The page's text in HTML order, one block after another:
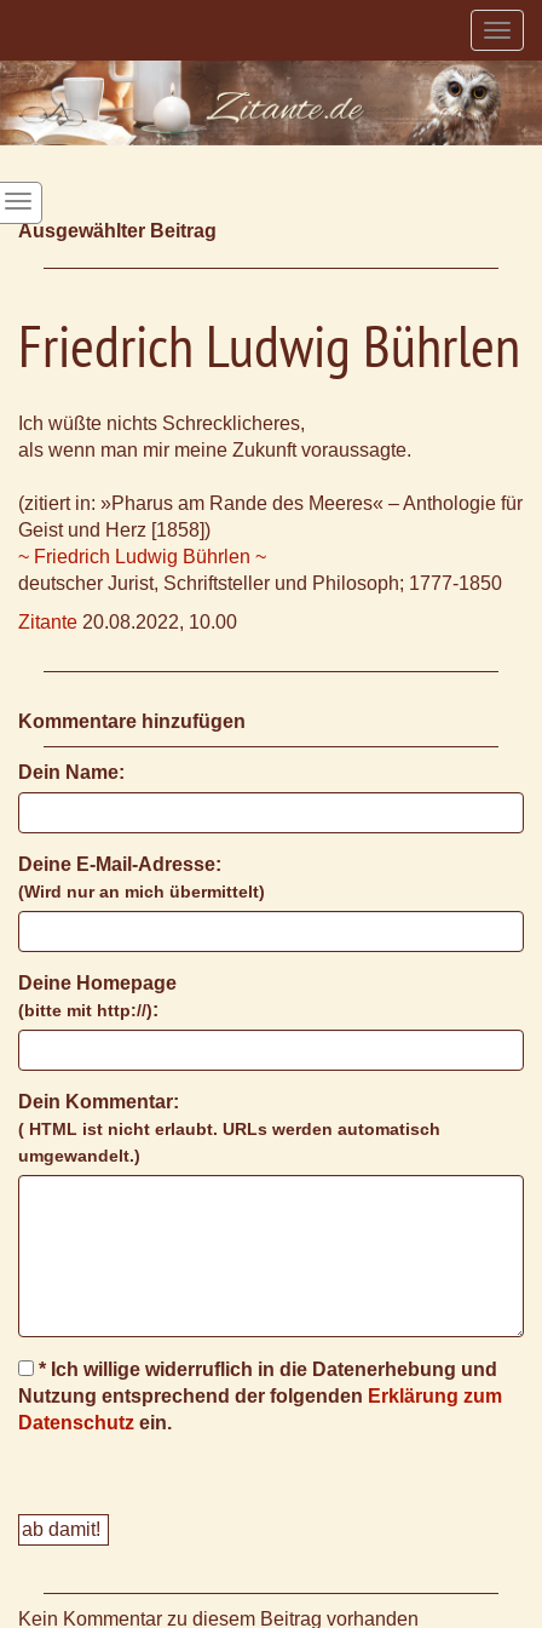
Ausgewählter Beitrag
Friedrich Ludwig Bührlen
Ich wüßte nichts Schrecklicheres,
als wenn man mir meine Zukunft voraussagte.
(zitiert in: »Pharus am Rande des Meeres« – Anthologie für
Geist und Herz [1858])
~ Friedrich Ludwig Bührlen ~
deutscher Jurist, Schriftsteller und Philosoph; 1777-1850
Zitante 20.08.2022, 10.00
Kommentare hinzufügen
Dein Name:
Deine E-Mail-Adresse:
(Wird nur an mich übermittelt)
Deine Homepage
(bitte mit http://):
Dein Kommentar:
( HTML ist nicht erlaubt. URLs werden automatisch
umgewandelt.)
* Ich willige widerruflich in die Datenerhebung und
Nutzung entsprechend der folgenden Erklärung zum
Datenschutz ein.
Kein Kommentar zu diesem Beitrag vorhanden